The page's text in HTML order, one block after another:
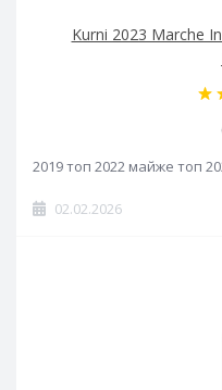
Kurni 2023 Marche
2019 топ 2022 майже топ
02.02.2026